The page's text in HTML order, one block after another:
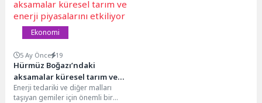
Ekonomi
5 Ay Önce 19
Hürmüz Boğazı’ndaki
aksamalar küresel tarım ve
enerji piyasalarını etkiliyor
Enerji tedariki ve diğer malları
taşıyan gemiler için önemli bir